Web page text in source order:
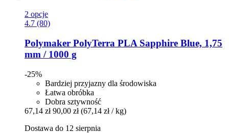
2 opcje
4.7 (80)
Polymaker PolyTerra PLA Sapphire Blue, 1,75
mm / 1000 g
-25%
Bardziej przyjazny dla środowiska
Łatwa obróbka
Dobra sztywność
67,14 zł 90,00 zł (67,14 zł / kg)
Dostawa do 12 sierpnia